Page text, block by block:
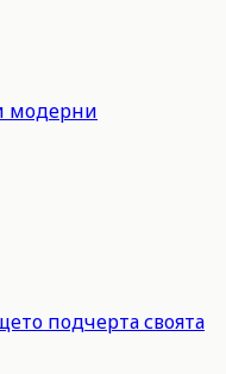
модерни
подчерта своята